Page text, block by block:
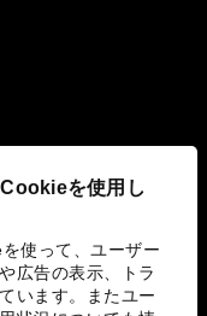
を使用し
使って、ユーザー
広告の表示、トラ
います。またユー